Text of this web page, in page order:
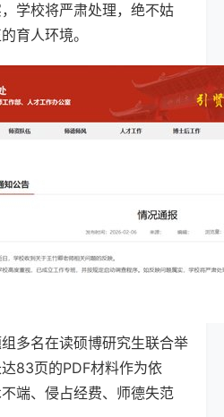
学校将严肃处理，绝不姑
育人环境。
多名在读硕博研究生联合举
83页的PDF材料作为依
端、侵占经费、师德失范